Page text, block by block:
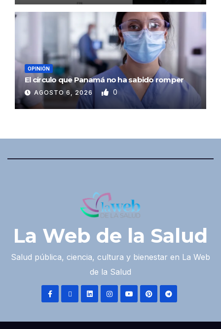
OPINIÓN
El círculo que Panamá no ha sabido romper
AGOSTO 6, 2026 0
La Web de la Salud
Salud pública, ciencia, cultura y bienestar en La Web
de la Salud